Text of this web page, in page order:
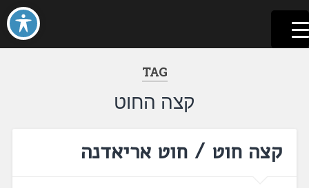
דלג
לתוכן
לשוניאדה
עברית. לשון. שפה
TAG
קצה החוט
קצה חוט / חוט אריאדנה